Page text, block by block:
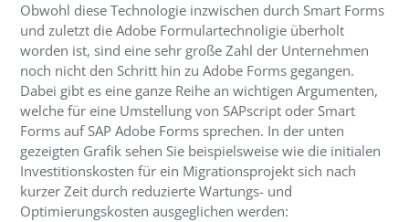
Obwohl diese Technologie inzwischen durch Smart Forms
und zuletzt die Adobe Formulartechnoligie überholt
worden ist, sind eine sehr große Zahl der Unternehmen
noch nicht den Schritt hin zu Adobe Forms gegangen.
Dabei gibt es eine ganze Reihe an wichtigen Argumenten,
welche für eine Umstellung von SAPscript oder Smart
Forms auf SAP Adobe Forms sprechen. In der unten
gezeigten Grafik sehen Sie beispielsweise wie die initialen
Investitionskosten für ein Migrationsprojekt sich nach
kurzer Zeit durch reduzierte Wartungs- und
Optimierungskosten ausgeglichen werden: